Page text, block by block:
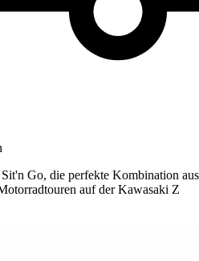
Go, die perfekte Kombination aus
auf der Kawasaki Z